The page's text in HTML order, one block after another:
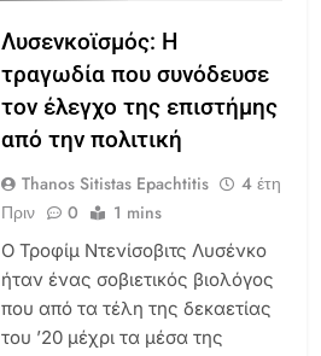
Λυσενκοϊσμός: Η
τραγωδία που συνόδευσε
τον έλεγχο της επιστήμης
από την πολιτική
Thanos Sitistas Epachtitis
4 έτη
Πριν
0 1 mins
Ο Τροφίμ Ντενίσοβιτς Λυσένκο
ήταν ένας σοβιετικός βιολόγος
που από τα τέλη της δεκαετίας
του ’20 μέχρι τα μέσα της